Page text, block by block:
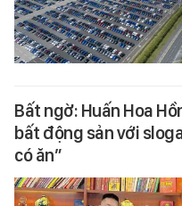
Bất ngờ: Huấn Hoa
bất động sản với
có ăn”